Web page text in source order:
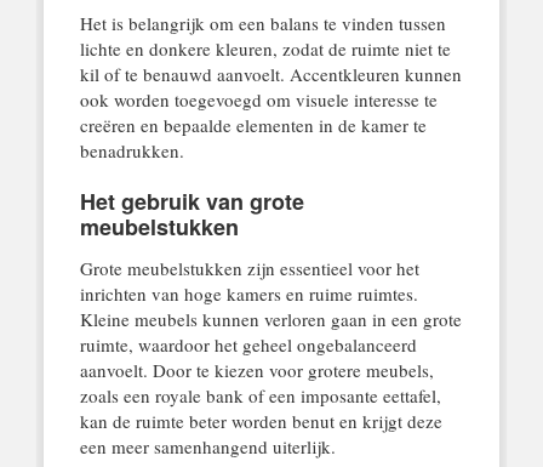
Het is belangrijk om een balans te vinden tussen
lichte en donkere kleuren, zodat de ruimte niet te
kil of te benauwd aanvoelt. Accentkleuren kunnen
ook worden toegevoegd om visuele interesse te
creëren en bepaalde elementen in de kamer te
benadrukken.
Het gebruik van grote
meubelstukken
Grote meubelstukken zijn essentieel voor het
inrichten van hoge kamers en ruime ruimtes.
Kleine meubels kunnen verloren gaan in een grote
ruimte, waardoor het geheel ongebalanceerd
aanvoelt. Door te kiezen voor grotere meubels,
zoals een royale bank of een imposante eettafel,
kan de ruimte beter worden benut en krijgt deze
een meer samenhangend uiterlijk.